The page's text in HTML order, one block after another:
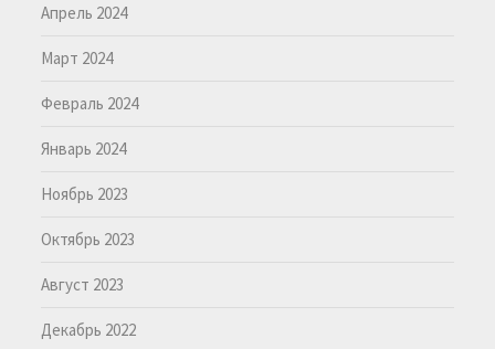
Апрель 2024
Март 2024
Февраль 2024
Январь 2024
Ноябрь 2023
Октябрь 2023
Август 2023
Декабрь 2022